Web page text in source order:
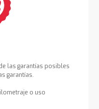
las garantías posibles
garantías.
o uso